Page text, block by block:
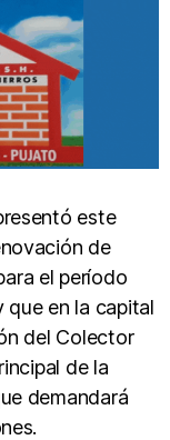
este
de
el período
en la capital
del Colector
de la
demandará